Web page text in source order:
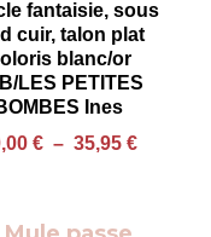
fantaisie, sous
cuir, talon plat
blanc/or
LES PETITES
Ines
€ – 35,95 €